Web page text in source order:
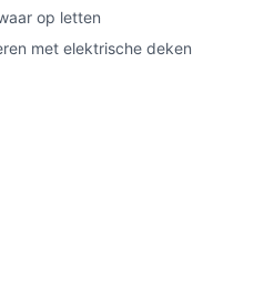
op letten
met elektrische deken